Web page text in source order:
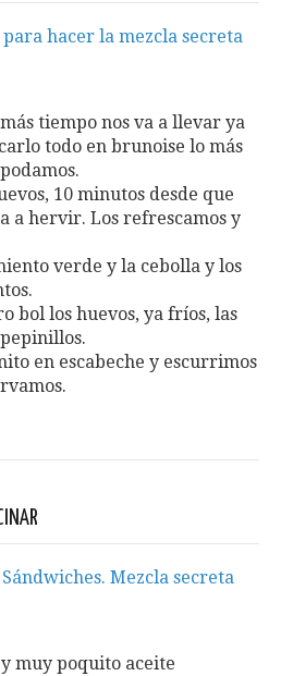
tiempo nos va a llevar ya
todo en brunoise lo más
10 minutos desde que
a hervir. Los refrescamos y
verde y la cebolla y los
bol los huevos, ya fríos, las
en escabeche y escurrimos
muy poquito aceite